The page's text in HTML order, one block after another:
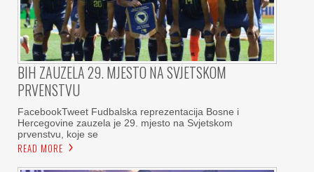
BIH ZAUZELA 29. MJESTO NA SVJETSKOM
PRVENSTVU
FacebookTweet Fudbalska reprezentacija Bosne i
Hercegovine zauzela je 29. mjesto na Svjetskom
prvenstvu, koje se
READ MORE